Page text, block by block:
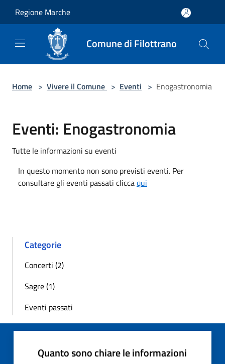
Regione Marche
Comune di Filottrano
Home > Vivere il Comune > Eventi > Enogastronomia
Eventi: Enogastronomia
Tutte le informazioni su eventi
In questo momento non sono previsti eventi. Per
consultare gli eventi passati cliccaqui
Categorie
Concerti (2)
Sagre (1)
Eventi passati
Quanto sono chiare le informazioni